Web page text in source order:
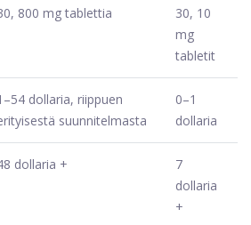
800 mg tablettia
30, 10
mg
tabletit
dollaria, riippuen
suunnitelmasta
0–1
dollaria
dollaria +
7
dollaria
+